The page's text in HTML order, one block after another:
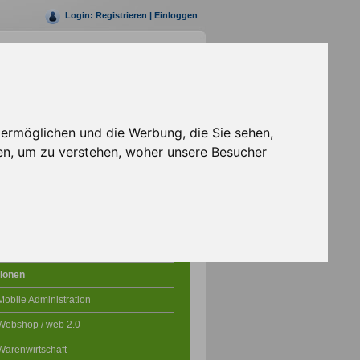
und die Werbung, die Sie sehen,
um zu verstehen, woher unsere Besucher
Login: Registrieren | Einloggen
Administration
/ web 2.0